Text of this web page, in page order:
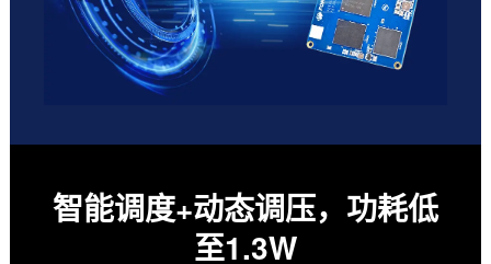
智能调度+动态调压，功耗低
至1.3W